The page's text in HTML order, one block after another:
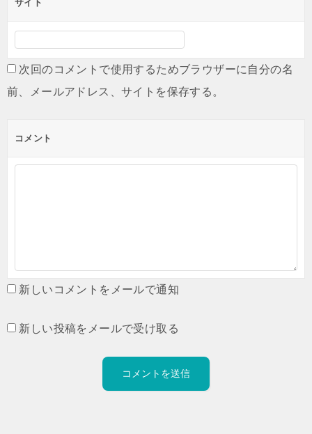
サイト
次回のコメントで使用するためブラウザーに自分の名
前、メールアドレス、サイトを保存する。
コメント
新しいコメントをメールで通知
新しい投稿をメールで受け取る